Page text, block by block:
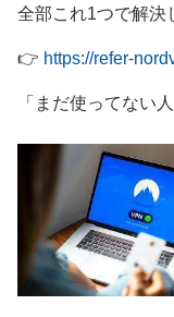
全部これ1つで解決
👉 https://refer-
「まだ使ってない